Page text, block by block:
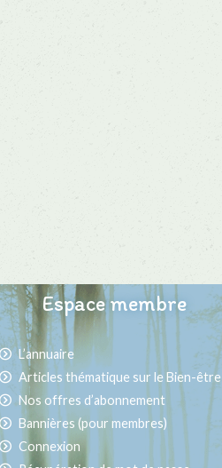
Espace membre
L’annuaire
Articles thématique sur le Bien-être
Nos offres d’abonnement
Bannières (pour membres)
Connexion